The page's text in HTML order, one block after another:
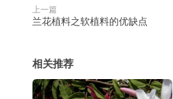
上一篇
兰花植料之软植料的优缺点
相关推荐